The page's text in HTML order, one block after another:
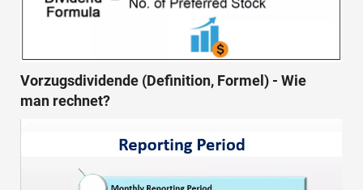
Vorzugsdividende (Definition, Formel) - Wie
man rechnet?